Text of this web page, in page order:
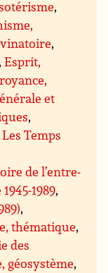
,
,
,Esprit,
et
,
Les Temps
de l’entre-
1989,
,
thématique,
des
géosystème,